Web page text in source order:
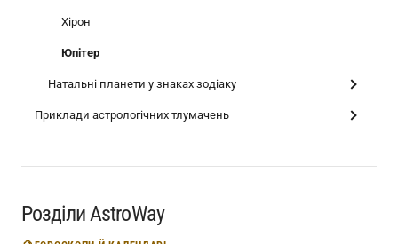
Хірон
Юпітер
Натальні планети у знаках зодіаку
Приклади астрологічних тлумачень
Розділи AstroWay